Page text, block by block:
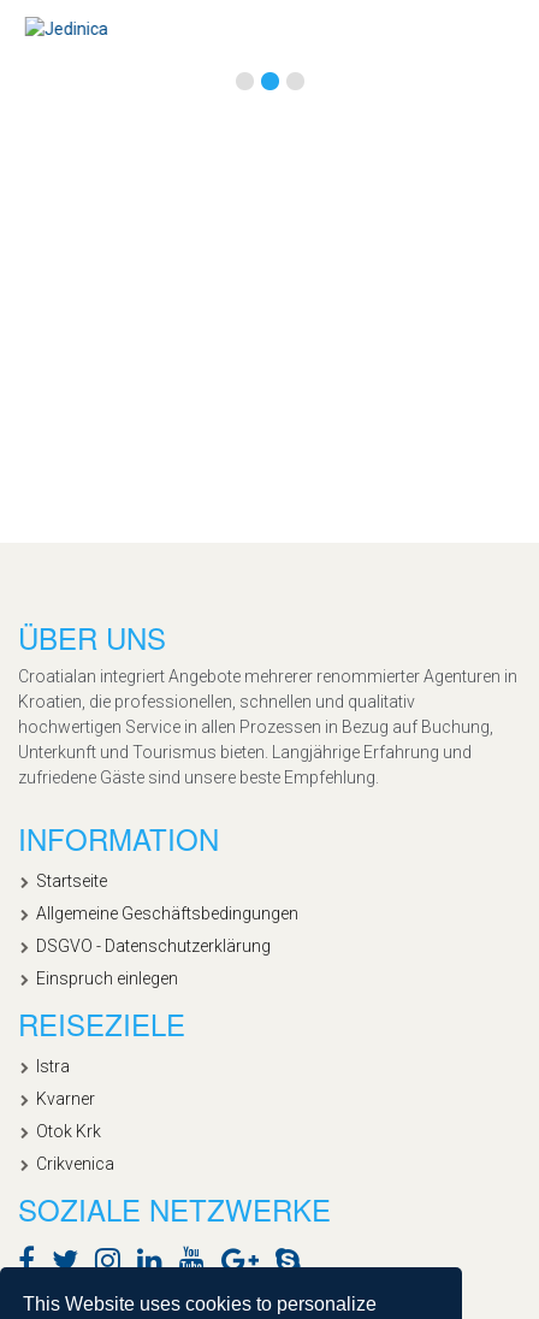
This Website uses cookies to personalize
ÜBER UNS
Croatialan integriert Angebote mehrerer renommierter Agenturen in
Kroatien, die professionellen, schnellen und qualitativ
hochwertigen Service in allen Prozessen in Bezug auf Buchung,
Unterkunft und Tourismus bieten. Langjährige Erfahrung und
zufriedene Gäste sind unsere beste Empfehlung.
INFORMATION
Startseite
Allgemeine Geschäftsbedingungen
DSGVO - Datenschutzerklärung
Einspruch einlegen
REISEZIELE
Istra
Kvarner
Otok Krk
Crikvenica
SOZIALE NETZWERKE